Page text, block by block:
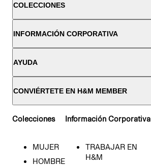
COLECCIONES
INFORMACIÓN CORPORATIVA
AYUDA
CONVIÉRTETE EN H&M MEMBER
Colecciones
MUJER
HOMBRE
Información Corporativa
TRABAJAR EN
H&M